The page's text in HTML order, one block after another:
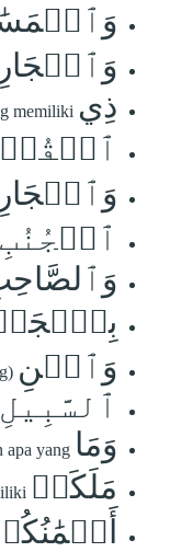
وَٱلۡجَارِ
ذِي memiliki
وَٱلۡجَارِ
ٱلۡجُنُبِ
وَٱبۡنِ
ٱلسَّبِيلِ
وَمَا apa yang
مَلَكَتۡ